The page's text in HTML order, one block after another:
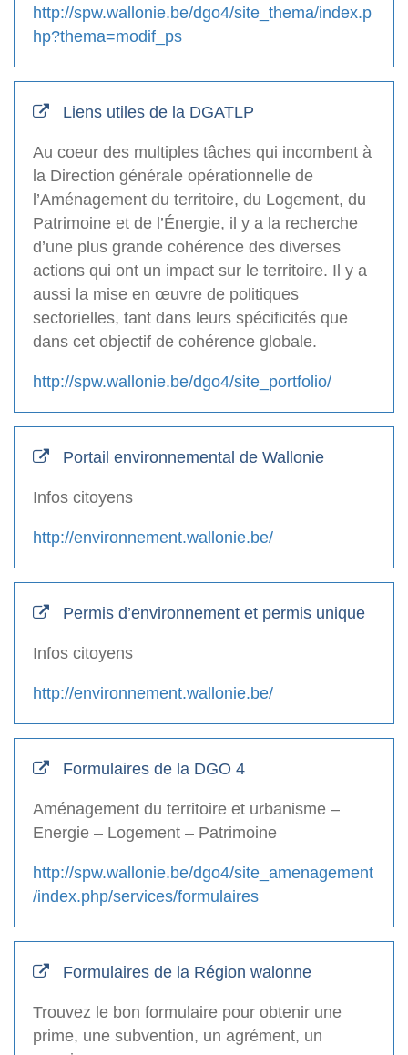
http://spw.wallonie.be/dgo4/site_thema/index.p
hp?thema=modif_ps
Liens utiles de la DGATLP
Au coeur des multiples tâches qui incombent à
la Direction générale opérationnelle de
l’Aménagement du territoire, du Logement, du
Patrimoine et de l’Énergie, il y a la recherche
d’une plus grande cohérence des diverses
actions qui ont un impact sur le territoire. Il y a
aussi la mise en œuvre de politiques
sectorielles, tant dans leurs spécificités que
dans cet objectif de cohérence globale.
http://spw.wallonie.be/dgo4/site_portfolio/
Portail environnemental de Wallonie
Infos citoyens
http://environnement.wallonie.be/
Permis d’environnement et permis unique
Infos citoyens
http://environnement.wallonie.be/
Formulaires de la DGO 4
Aménagement du territoire et urbanisme –
Energie – Logement – Patrimoine
http://spw.wallonie.be/dgo4/site_amenagement
/index.php/services/formulaires
Formulaires de la Région walonne
Trouvez le bon formulaire pour obtenir une
prime, une subvention, un agrément, un